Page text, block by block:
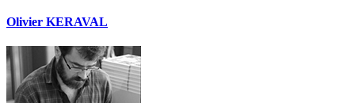
Olivier KERAVAL